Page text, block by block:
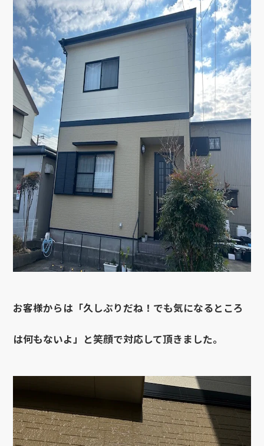
お客様からは「久しぶりだね！でも気になるところ
は何もないよ」と笑顔で対応して頂きました。